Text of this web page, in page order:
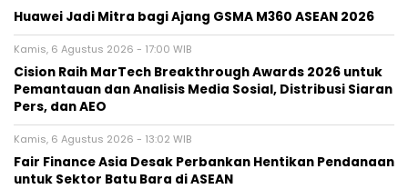
Huawei Jadi Mitra bagi Ajang GSMA M360 ASEAN 2026
Kamis, 6 Agustus 2026 - 17:00 WIB
Cision Raih MarTech Breakthrough Awards 2026 untuk
Pemantauan dan Analisis Media Sosial, Distribusi Siaran
Pers, dan AEO
Kamis, 6 Agustus 2026 - 13:02 WIB
Fair Finance Asia Desak Perbankan Hentikan Pendanaan
untuk Sektor Batu Bara di ASEAN